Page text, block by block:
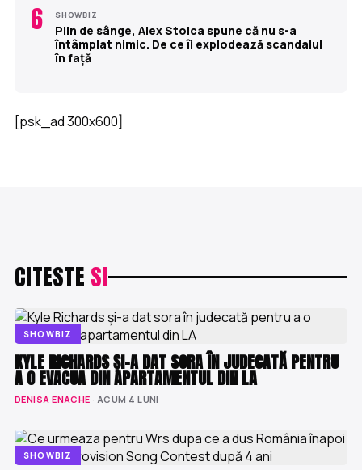
6 SHOWBIZ
Plin de sânge, Alex Stoica spune că nu s-a
întâmplat nimic. De ce îi explodează scandalul
în față
[psk_ad 300x600]
CITESTE SI
SHOWBIZ
KYLE RICHARDS ȘI-A DAT SORA ÎN JUDECATĂ PENTRU
A O EVACUA DIN APARTAMENTUL DIN LA
DENISA ENACHE · ACUM 4 LUNI
SHOWBIZ